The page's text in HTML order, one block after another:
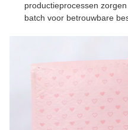
productieprocessen
batch voor betrouwbare